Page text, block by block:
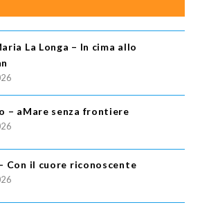
La Longa – In cima allo
– aMare senza frontiere
Con il cuore riconoscente